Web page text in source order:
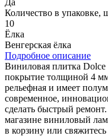
Количество в упаковке,
10
Ёлка
Венгерская ёлка
Подробное описание
Виниловая плитка
покрытие толщиной 4
рельефная и имеет
современное,
сделать быстрый
магазине виниловый
в корзину или